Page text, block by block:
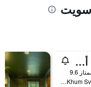
سويت
رافلز جراند أوتل دانجكور
9.6
1 Vithei Charles de Gaulle, Khum Svay, Dang Kumm, سيم ريب, كمبوديا